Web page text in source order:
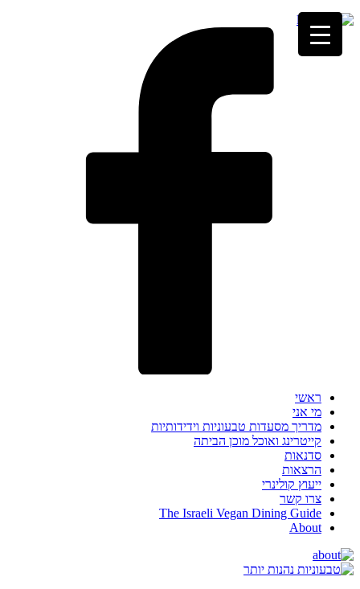
ראשי
מי אני
מדריך מסעדות טבעוניות וידידותיות
קייטרינג ואוכל מוכן הביתה
סדנאות
הרצאות
ייעוץ קולינרי
צרו קשר
The Israeli Vegan Dining Guide
About